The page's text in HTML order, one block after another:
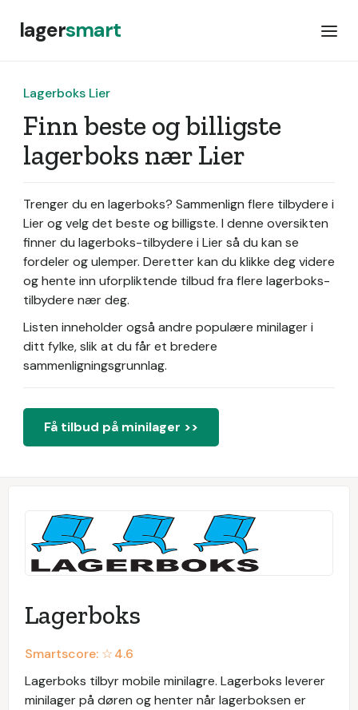
lagersmart
Lagerboks Lier
Finn beste og billigste
lagerboks nær Lier
Trenger du en lagerboks? Sammenlign flere tilbydere i
Lier og velg det beste og billigste. I denne oversikten
finner du lagerboks-tilbydere i Lier så du kan se
fordeler og ulemper. Deretter kan du klikke deg videre
og hente inn uforpliktende tilbud fra flere lagerboks-
tilbydere nær deg.
Listen inneholder også andre populære minilager i
ditt fylke, slik at du får et bredere
sammenligningsgrunnlag.
Få tilbud på minilager >>
Lagerboks
Smartscore: ☆4.6
Lagerboks tilbyr mobile minilagre. Lagerboks leverer
minilager på døren og henter når lagerboksen er